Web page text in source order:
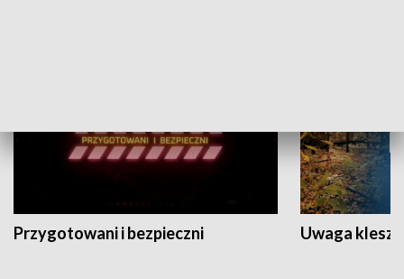
Przygotowani i bezpieczni Uwaga